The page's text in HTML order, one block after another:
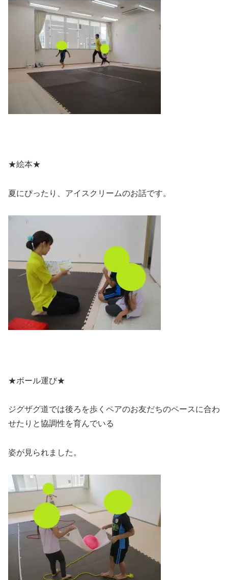
★絵本★
夏にぴったり、アイスクリームのお話です。
★ボール運び★
ジグザグ道では後ろを歩くペアのお友だちのペースに合わ
せたりと協調性を育んでいる
姿が見られました。